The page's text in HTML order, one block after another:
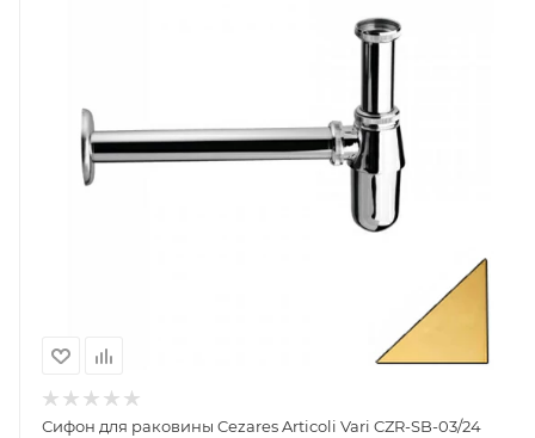
Сифон для раковины Cezares Articoli Vari CZR-SB-03/24